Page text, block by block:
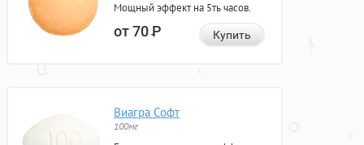
Мощный эффект на 5ть часов.
от 70Р Купить
Виагра Софт
100мг